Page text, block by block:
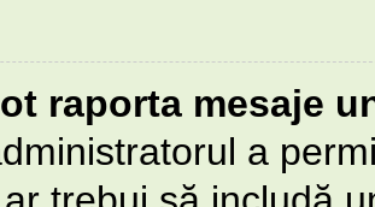
raporta mesaje
a